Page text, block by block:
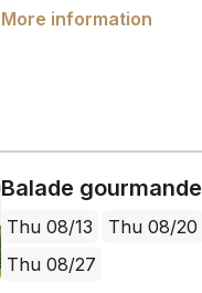
More information
Balade gourmande
Thu 08/13
Thu 08/20
Thu 08/27